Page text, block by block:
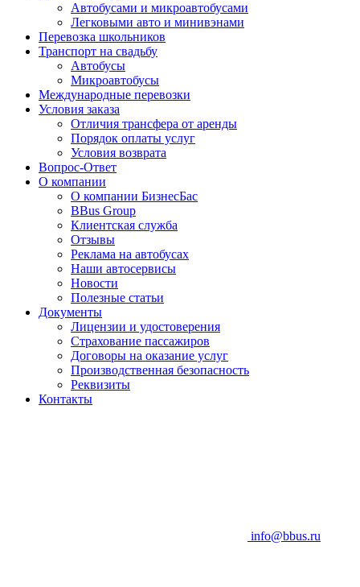
Автобусами и микроавтобусами
Легковыми авто и минивэнами
Перевозка школьников
Транспорт на свадьбу
Автобусы
Микроавтобусы
Международные перевозки
Условия заказа
Отличия трансфера от аренды
Порядок оплаты услуг
Условия возврата
Вопрос-Ответ
О компании
О компании БизнесБас
BBus Group
Клиентская служба
Отзывы
Реклама на автобусах
Наши автосервисы
Новости
Полезные статьи
Документы
Лицензии и удостоверения
Страхование пассажиров
Договоры на оказание услуг
Производственная безопасность
Реквизиты
Контакты
info@bbus.ru